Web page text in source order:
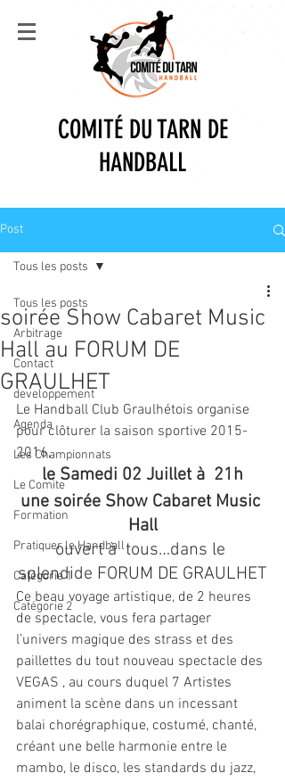
COMITÉ DU TARN DE
HANDBALL
Post
Tous les posts
Arbitrage
Contact
developpement
Agenda
Les Championnats
Le Comite
Formation
Pratiquer le Handball
Catégorie 1
Catégorie 2
Tous les posts
soirée Show Cabaret Music
Hall au FORUM DE
GRAULHET
Le Handball Club Graulhétois organise
pour clôturer la saison sportive 2015-
2016,
le Samedi 02 Juillet à  21h
une soirée Show Cabaret Music
Hall
ouvert à  tous…dans le
splendide FORUM DE GRAULHET
Ce beau voyage artistique, de 2 heures
de spectacle, vous fera partager
l’univers magique des strass et des
paillettes du tout nouveau spectacle des
VEGAS , au cours duquel 7 Artistes
animent la scène dans un incessant
balai chorégraphique, costumé, chanté,
créant une belle harmonie entre le
mambo, le disco, les standards du jazz,